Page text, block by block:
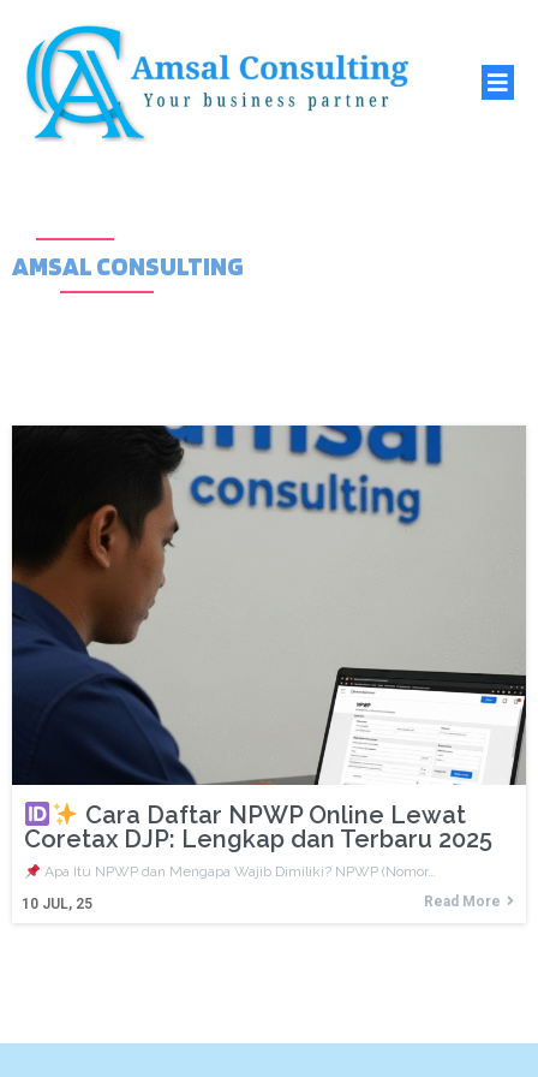
AMSAL CONSULTING
Cara Daftar NPWP Online Lewat
Coretax DJP: Lengkap dan Terbaru 2025
10 JUL, 25
Apa Itu NPWP dan Mengapa Wajib Dimiliki? NPWP (Nomor…
Read More